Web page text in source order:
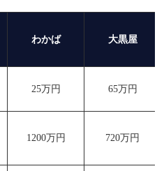
わかば 大黒屋
25万円 65万円
1200万円 720万円